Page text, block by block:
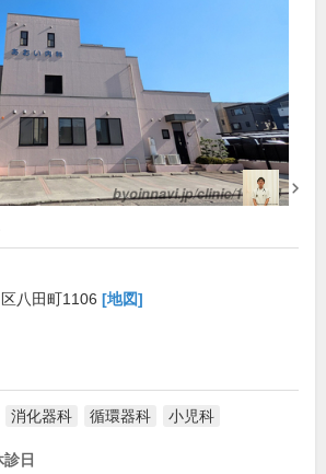
八田町1106 [地図]
消化器科 循環器科 小児科
日